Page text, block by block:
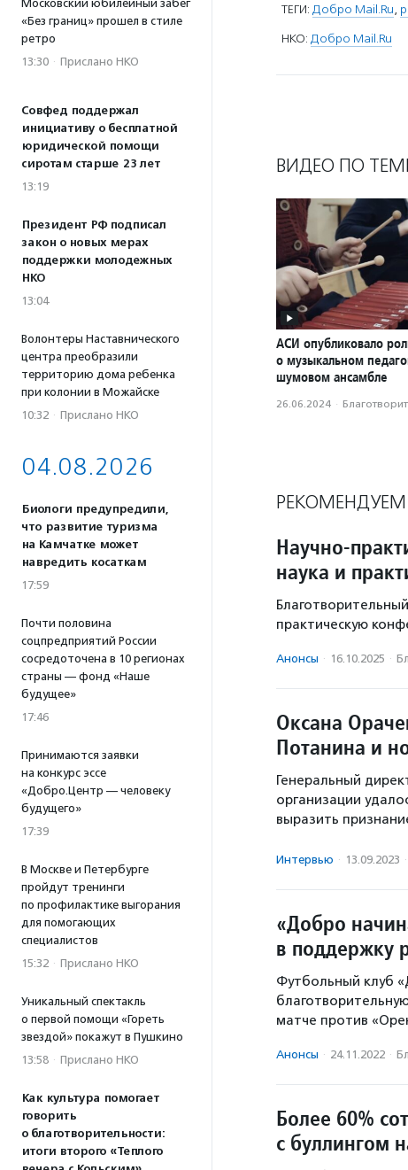
Московский юбилейный забег
«Без границ» прошел в стиле
ретро
13:30 · Прислано НКО
Совфед поддержал
инициативу о бесплатной
юридической помощи
сиротам старше 23 лет
13:19
Президент РФ подписал
закон о новых мерах
поддержки молодежных
НКО
13:04
Волонтеры Наставнического
центра преобразили
территорию дома ребенка
при колонии в Можайске
10:32 · Прислано НКО
04.08.2026
Биологи предупредили,
что развитие туризма
на Камчатке может
навредить косаткам
17:59
Почти половина
соцпредприятий России
сосредоточена в 10 регионах
страны — фонд «Наше
будущее»
17:46
Принимаются заявки
на конкурс эссе
«Добро.Центр — человеку
будущего»
17:39
В Москве и Петербурге
пройдут тренинги
по профилактике выгорания
для помогающих
специалистов
15:32 · Прислано НКО
Уникальный спектакль
о первой помощи «Гореть
звездой» покажут в Пушкино
13:58 · Прислано НКО
Как культура помогает
говорить
о благотворительности:
итоги второго «Теплого
ТЕГИ: Добро Mail.Ru,
НКО: Добро Mail.Ru
ВИДЕО ПО
АСИ опубликовало
о музыкальном
шумовом ансамбле
26.06.2024 ·
РЕКОМЕНДУЕМ
Научно-
наука и
практическую
Анонсы · 16.10.2025 ·
Оксана
Потанина и
Генеральный
организации
выразить
Интервью · 13.09.2023 ·
«Добро
в поддержку
Футбольный клуб
матче против
Анонсы · 24.11.2022 ·
Более 60%
с буллингом